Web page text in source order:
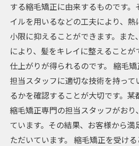
する縮毛矯正に由来するものです。
イルを用いるなどの工夫により、
小限に抑えることができます。また
により、髪をキレイに整えること
仕上がりが得られるのです。 縮毛矯
担当スタッフに適切な技術を持って
るかを確認することが大切です。某
縮毛矯正専門の担当スタッフがおり
ています。その結果、お客様から満
ただいています。 縮毛矯正を受け